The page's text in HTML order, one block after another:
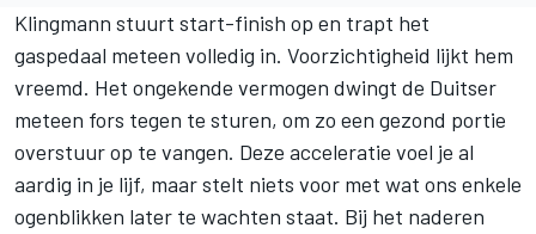
Klingmann stuurt start-finish op en trapt het
gaspedaal meteen volledig in. Voorzichtigheid lijkt hem
vreemd. Het ongekende vermogen dwingt de Duitser
meteen fors tegen te sturen, om zo een gezond portie
overstuur op te vangen. Deze acceleratie voel je al
aardig in je lijf, maar stelt niets voor met wat ons enkele
ogenblikken later te wachten staat. Bij het naderen